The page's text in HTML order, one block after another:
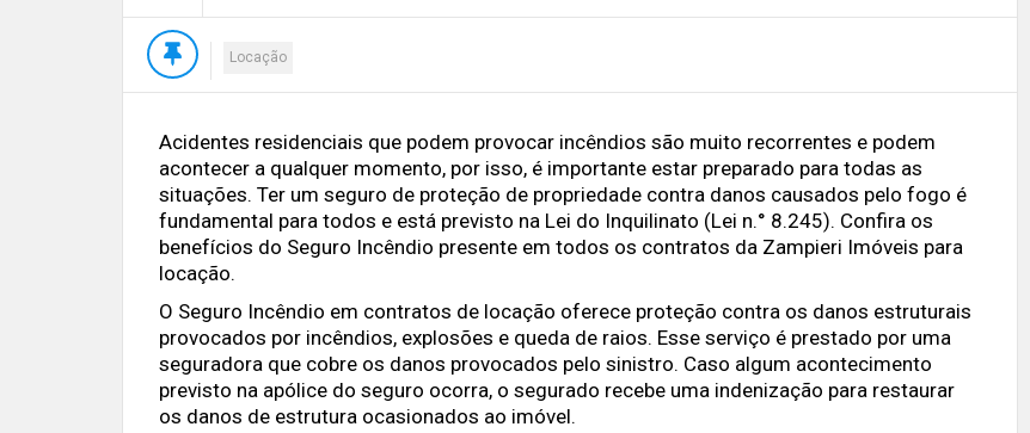
Locação
Acidentes residenciais que podem provocar incêndios são muito recorrentes e podem
acontecer a qualquer momento, por isso, é importante estar preparado para todas as
situações. Ter um seguro de proteção de propriedade contra danos causados pelo fogo é
fundamental para todos e está previsto na Lei do Inquilinato (Lei n.° 8.245). Confira os
benefícios do Seguro Incêndio presente em todos os contratos da Zampieri Imóveis para
locação.
O Seguro Incêndio em contratos de locação oferece proteção contra os danos estruturais
provocados por incêndios, explosões e queda de raios. Esse serviço é prestado por uma
seguradora que cobre os danos provocados pelo sinistro. Caso algum acontecimento
previsto na apólice do seguro ocorra, o segurado recebe uma indenização para restaurar
os danos de estrutura ocasionados ao imóvel.